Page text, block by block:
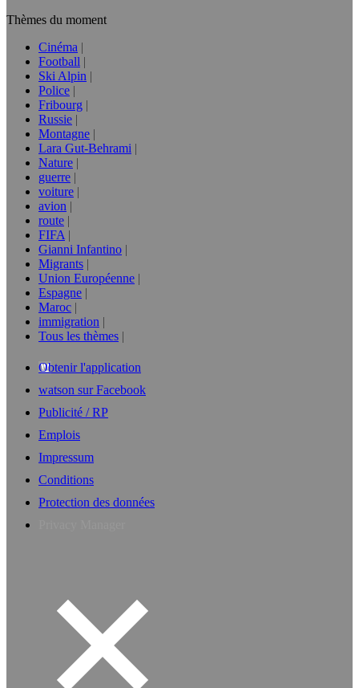
Thèmes du moment
Cinéma
Football
Ski Alpin
Police
Fribourg
Russie
Montagne
Lara Gut-Behrami
Nature
guerre
voiture
avion
route
FIFA
Gianni Infantino
Migrants
Union Européenne
Espagne
Maroc
immigration
Tous les thèmes
Obtenir l'application
watson sur Facebook
Publicité / RP
Emplois
Impressum
Conditions
Protection des données